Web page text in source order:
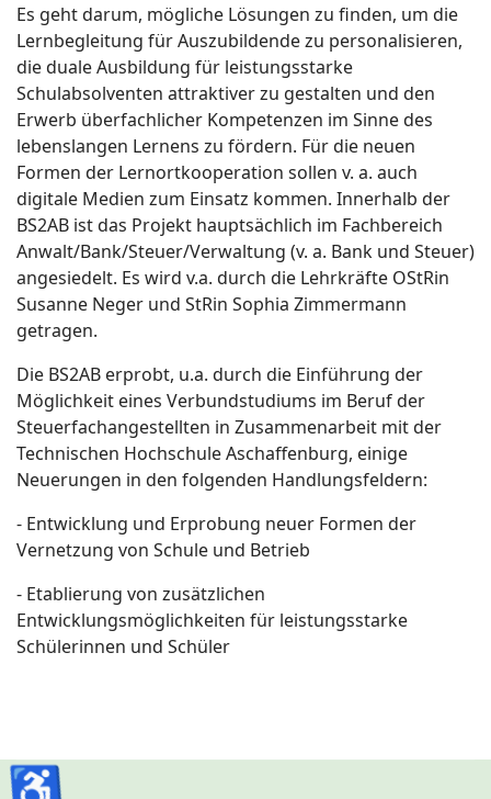
Es geht darum, mögliche Lösungen zu finden, um die
Lernbegleitung für Auszubildende zu personalisieren,
die duale Ausbildung für leistungsstarke
Schulabsolventen attraktiver zu gestalten und den
Erwerb überfachlicher Kompetenzen im Sinne des
lebenslangen Lernens zu fördern. Für die neuen
Formen der Lernortkooperation sollen v. a. auch
digitale Medien zum Einsatz kommen. Innerhalb der
BS2AB ist das Projekt hauptsächlich im Fachbereich
Anwalt/Bank/Steuer/Verwaltung (v. a. Bank und Steuer)
angesiedelt. Es wird v.a. durch die Lehrkräfte OStRin
Susanne Neger und StRin Sophia Zimmermann
getragen.
Die BS2AB erprobt, u.a. durch die Einführung der
Möglichkeit eines Verbundstudiums im Beruf der
Steuerfachangestellten in Zusammenarbeit mit der
Technischen Hochschule Aschaffenburg, einige
Neuerungen in den folgenden Handlungsfeldern:
- Entwicklung und Erprobung neuer Formen der
Vernetzung von Schule und Betrieb
- Etablierung von zusätzlichen
Entwicklungsmöglichkeiten für leistungsstarke
Schülerinnen und Schüler